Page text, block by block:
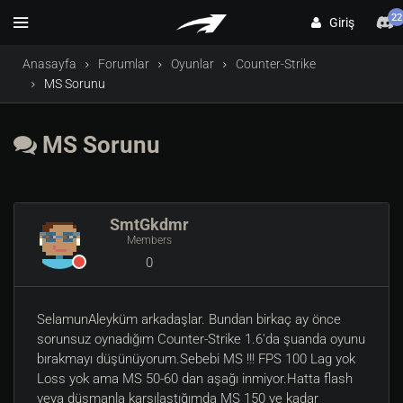
Giriş 22
Anasayfa Forumlar Oyunlar
Counter-Strike
MS Sorunu
MS Sorunu
SmtGkdmr
Members
0
SelamunAleyküm arkadaşlar. Bundan birkaç ay önce
sorunsuz oynadığım Counter-Strike 1.6'da şuanda oyunu
bırakmayı düşünüyorum.Sebebi MS !!! FPS 100 Lag yok
Loss yok ama MS 50-60 dan aşağı inmiyor.Hatta flash
veya düşmanla karşılaştığımda MS 150 ye kadar